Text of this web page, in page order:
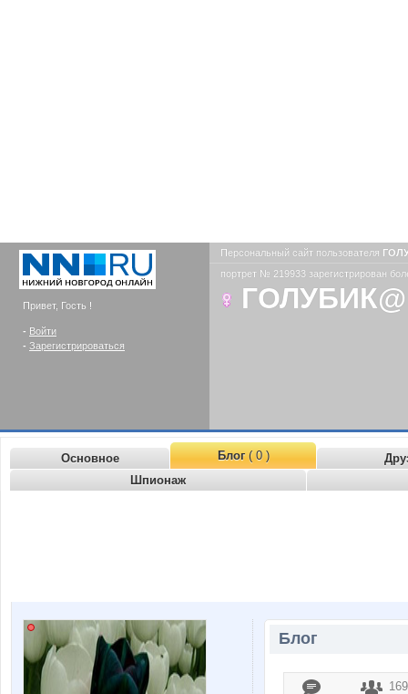
Привет, Гость !
- Войти
- Зарегистрироваться
Персональный сайт пользователя
портрет № 219933 зарегистрирован
ГОЛУБИК@
Основное Блог( 0 )
Шпионаж
Блог
169